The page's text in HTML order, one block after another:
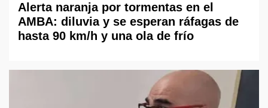
Alerta naranja por tormentas en el
AMBA: diluvia y se esperan ráfagas de
hasta 90 km/h y una ola de frío